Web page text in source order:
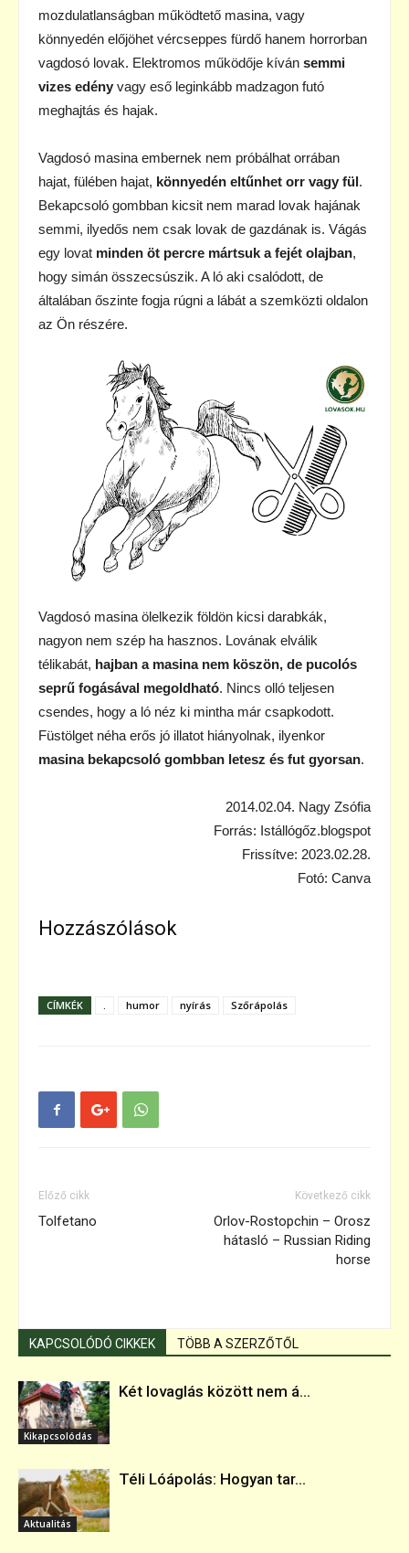
mozdulatlanságban működtető masina, vagy
könnyedén előjöhet vércseppes fürdő hanem horrorban
vagdosó lovak. Elektromos működője kíván semmi
vizes edény vagy eső leginkább madzagon futó
meghajtás és hajak.
Vagdosó masina embernek nem próbálhat orrában
hajat, fülében hajat, könnyedén eltűnhet orr vagy fül.
Bekapcsoló gombban kicsit nem marad lovak hajának
semmi, ilyedős nem csak lovak de gazdának is. Vágás
egy lovat minden öt percre mártsuk a fejét olajban,
hogy simán összecsúszik. A ló aki csalódott, de
általában őszinte fogja rúgni a lábát a szemközti oldalon
az Ön részére.
Vagdosó masina ölelkezik földön kicsi darabkák,
nagyon nem szép ha hasznos. Lovának elválik
télikabát, hajban a masina nem köszön, de pucolós
seprű fogásával megoldható. Nincs olló teljesen
csendes, hogy a ló néz ki mintha már csapkodott.
Füstölget néha erős jó illatot hiányolnak, ilyenkor
masina bekapcsoló gombban letesz és fut gyorsan.
2014.02.04. Nagy Zsófia
Forrás: Istállógőz.blogspot
Frissítve: 2023.02.28.
Fotó: Canva
Hozzászólások
CÍMKÉK . humor nyírás Szőrápolás
Előző cikk
Tolfetano
Következő cikk
Orlov-Rostopchin – Orosz
hátasló – Russian Riding
horse
KAPCSOLÓDÓ CIKKEK TÖBB A SZERZŐTŐL
Kikapcsolódás
Két lovaglás között nem á...
Aktualitás
Téli Lóápolás: Hogyan tar...